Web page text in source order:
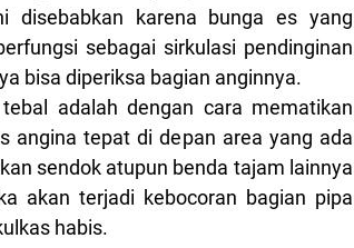
disebabkan karena bunga es yang
sebagai sirkulasi pendinginan
bisa diperiksa bagian anginnya.
adalah dengan cara mematikan
angina tepat di depan area yang ada
sendok atupun benda tajam lainnya
akan terjadi kebocoran bagian pipa
habis.